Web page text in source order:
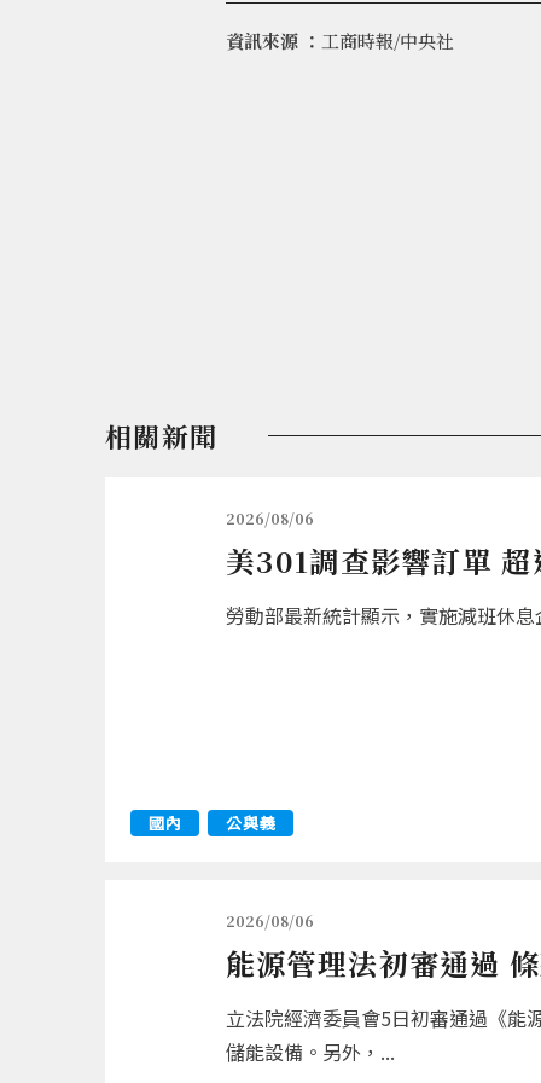
資訊來源 ： 工商時報/中央社
相關新聞
2026/08/06
美301調查影響訂單
勞動部最新統計顯示，實施減班休
國內 公與義
2026/08/06
能源管理法初審通過
立法院經濟委員會5日初審通過《能
儲能設備。另外，...